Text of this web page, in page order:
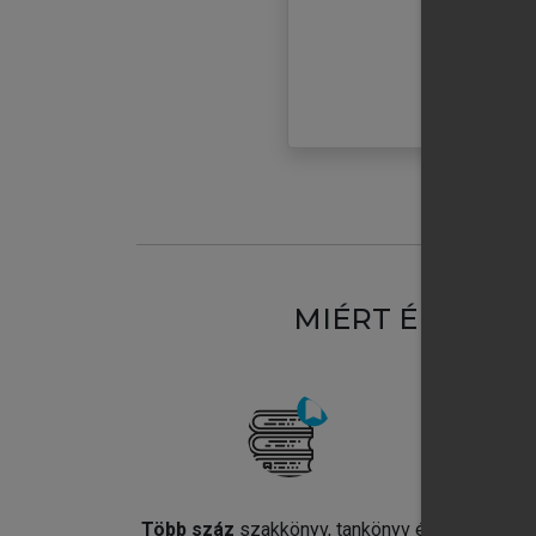
MIÉRT
Több száz szakkönyv, tankönyv és